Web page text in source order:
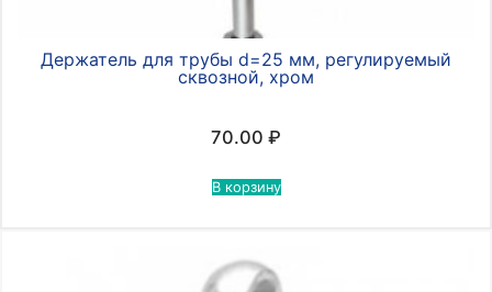
Держатель для трубы d=25 мм, регулируемый
сквозной, хром
70.00 ₽
В корзину